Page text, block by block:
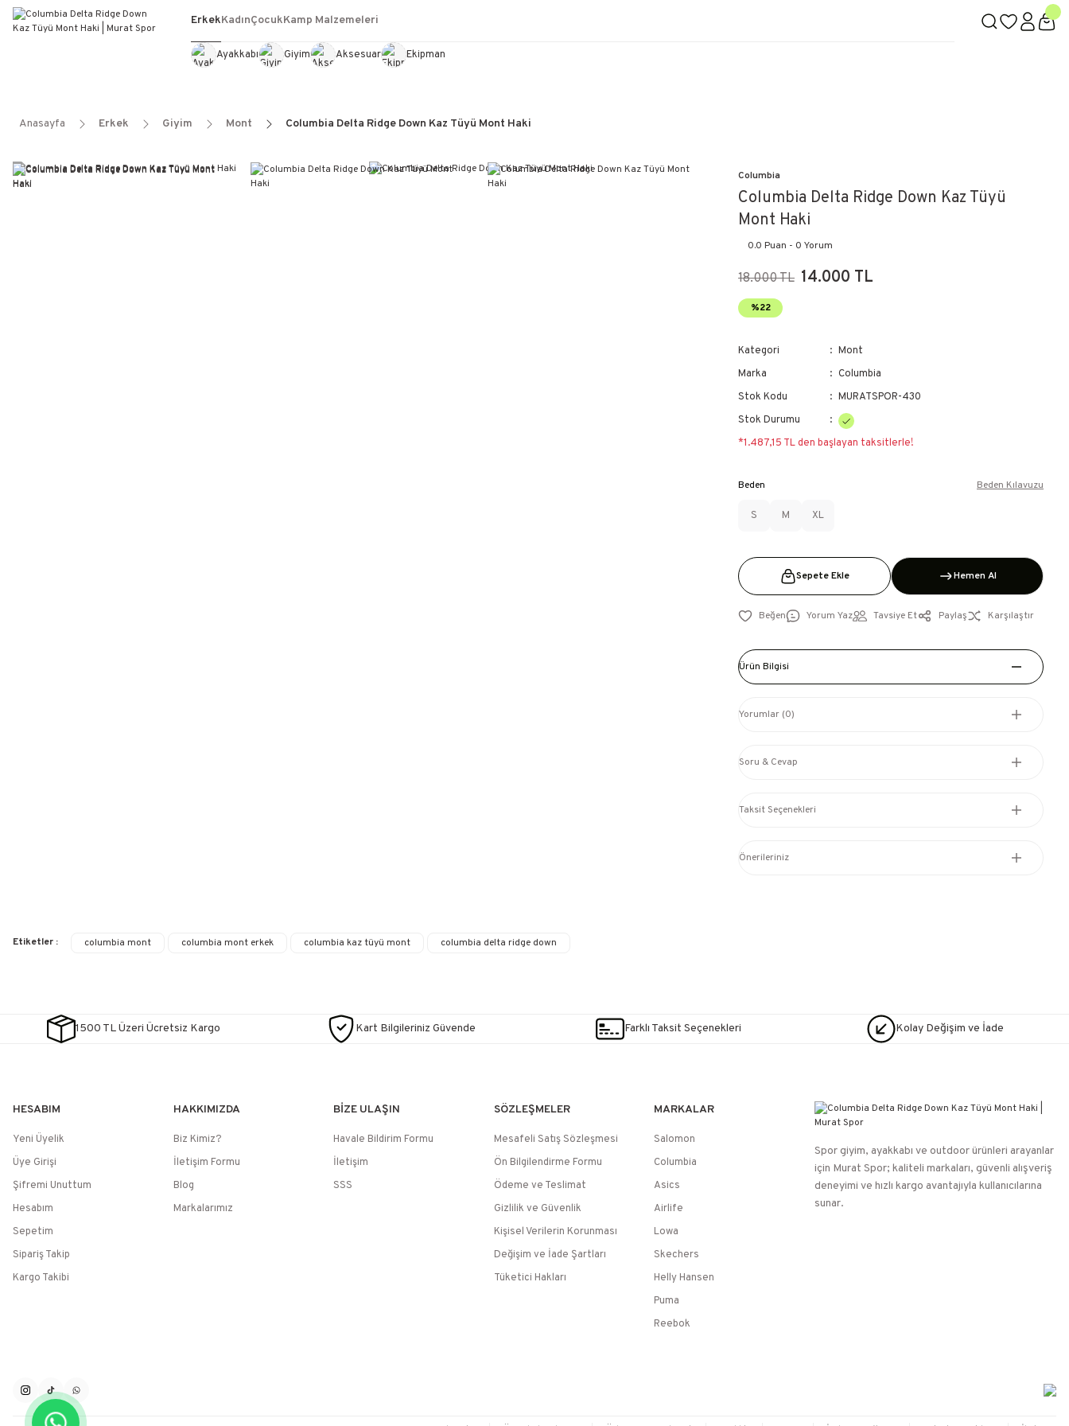
Erkek
Ayakkabı Giyim Aksesuar Ekipman
KadınÇocukKamp Malzemeleri
Anasayfa Erkek Giyim Mont Columbia Delta Ridge Down Kaz Tüyü Mont Haki
Columbia
Columbia Delta Ridge Down Kaz Tüyü
Mont Haki
0.0 Puan - 0 Yorum
18.000 TL 14.000 TL
%22
Kategori
Mont
Marka
Columbia
Stok Kodu
MURATSPOR-430
Stok Durumu
*1.487,15 TL den başlayan taksitlerle!
Beden
S M XL
Beden Kılavuzu
Sepete Ekle Hemen Al
Yorum Yaz Tavsiye Et Paylaş Karşılaştır
Ürün Bilgisi
Yorumlar (0)
Soru & Cevap
Taksit Seçenekleri
Önerileriniz
Etiketler : columbia mont columbia mont erkek columbia kaz tüyü mont columbia delta ridge down
1500 TL Üzeri Ücretsiz Kargo Kart Bilgileriniz Güvende Farklı Taksit Seçenekleri Kolay Değişim ve İade
HESABIM
Yeni Üyelik
Üye Girişi
Şifremi Unuttum
Hesabım
Sepetim
Sipariş Takip
Kargo Takibi
HAKKIMIZDA
Biz Kimiz?
İletişim Formu
Blog
Markalarımız
BİZE ULAŞIN
Havale Bildirim Formu
İletişim
SSS
SÖZLEŞMELER
Mesafeli Satış Sözleşmesi
Ön Bilgilendirme Formu
Ödeme ve Teslimat
Gizlilik ve Güvenlik
Kişisel Verilerin Korunması
Değişim ve İade Şartları
Tüketici Hakları
MARKALAR
Salomon
Columbia
Asics
Airlife
Lowa
Skechers
Helly Hansen
Puma
Reebok
Spor giyim, ayakkabı ve outdoor ürünleri arayanlar
için Murat Spor; kaliteli markaları, güvenli alışveriş
deneyimi ve hızlı kargo avantajıyla kullanıcılarına
sunar.